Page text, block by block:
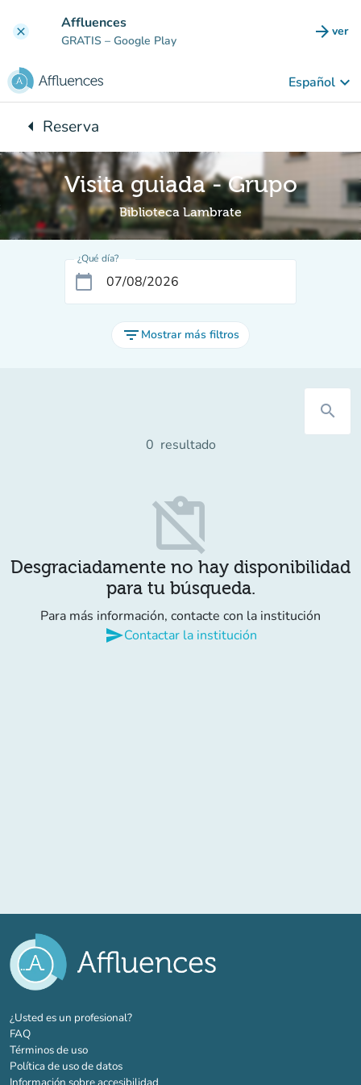
clear Affluences
GRATIS – Google Play arrow_forward ver
Español keyboard_arrow_down
arrow_leftVuelta:
Reserva
Visita guiada - Grupo
Biblioteca Lambrate
¿Qué día?
calendar_today
filter_list Mostrar más filtros
search
0 resultado
content_paste_off
Desgraciadamente no hay disponibilidad
para tu búsqueda.
Para más información, contacte con la institución
sendContactar la institución
¿Usted es un profesional?(nueva pestaña)
FAQ
Términos de uso
Política de uso de datos